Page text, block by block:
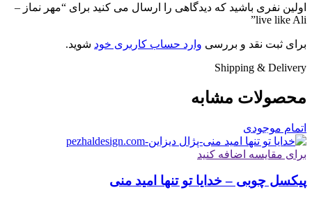
اولین نفری باشید که دیدگاهی را ارسال می کنید برای “مهر نماز –
live like Ali”
برای ثبت نقد و بررسی وارد حساب کاربری خود شوید.
Shipping & Delivery
محصولات مشابه
اتمام موجودی
برای مقایسه اضافه کنید
پیکسل چوبی – خدایا تو تنها امید منی